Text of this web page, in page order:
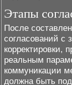
Этапы
После
согласований с
корректировки,
реальным
коммуникации
должна быть